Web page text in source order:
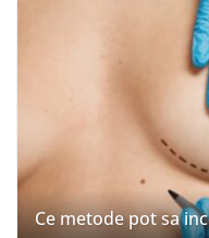
Ce metode pot sa